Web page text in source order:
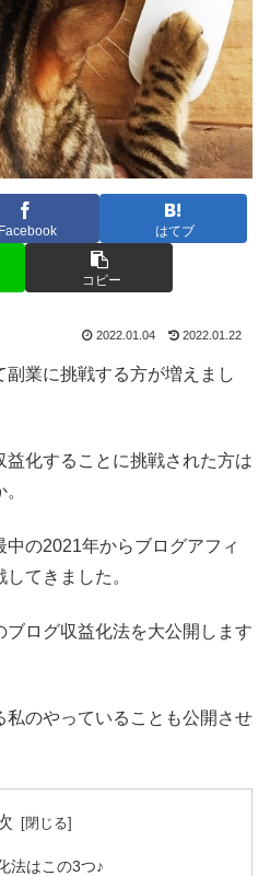
Facebook はてブ
コピー
2022.01.04 2022.01.22
業に挑戦する方が増えまし
化することに挑戦された方は
の2021年からブログアフィ
てきました。
ログ収益化法を大公開します
のやっていることも公開させ
法はこの3つ♪